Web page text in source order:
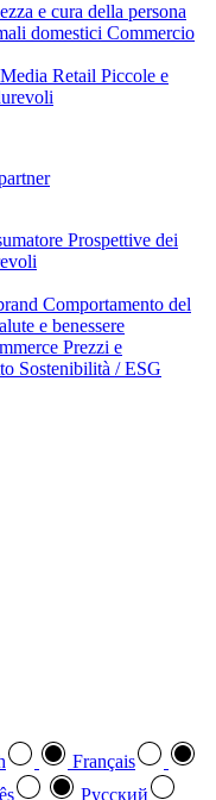
e cura della persona
domestici Commercio
Media Retail Piccole e
Prospettive dei
Comportamento del
e benessere
Prezzi e
Sostenibilità / ESG
Français
Pусский